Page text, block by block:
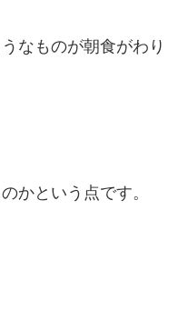
なものが朝食がわり
かという点です。